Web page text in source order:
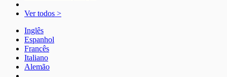
Ver todos >
Inglês
Espanhol
Francês
Italiano
Alemão